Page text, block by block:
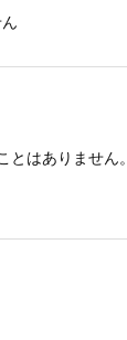
とはありません。